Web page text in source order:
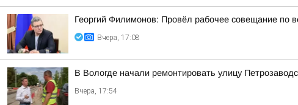
Георгий Филимонов: Провёл рабочее совещание по
Вчера, 17:08
В Вологде начали ремонтировать улицу
Вчера, 17:54